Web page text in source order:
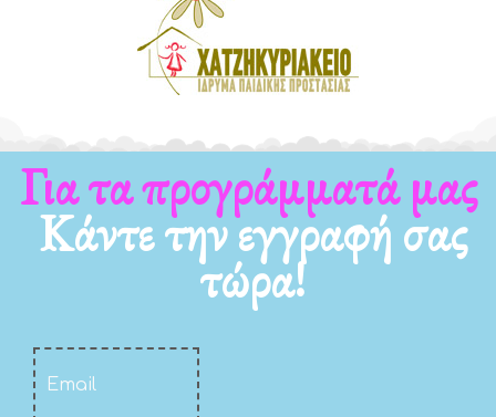
Για τα νέα μας
Κάντε την εγγραφή σας
τώρα!